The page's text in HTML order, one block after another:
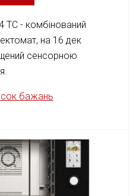
TC - комбінований
на 16 дек
сенсорною
бажань